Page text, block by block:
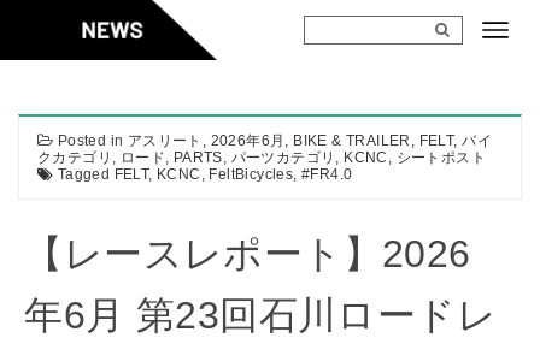
content
Posted in アスリート , 2026年6月 , BIKE & TRAILER , FELT,バイ
クカテゴリ , ロード, PARTS, パーツカテゴリ , KCNC , シートポスト
Tagged FELT, KCNC , FeltBicycles,#FR4.0
【レースレポート】2026
年6月 第23回石川ロードレ